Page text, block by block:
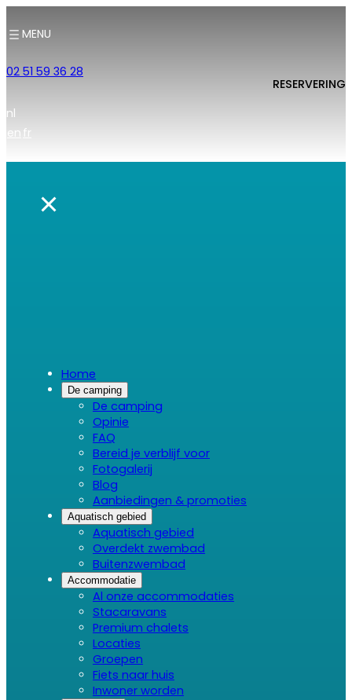
MENU
02 51 59 36 28
nl
en fr
RESERVERING
Home
De camping
De camping
Opinie
FAQ
Bereid je verblijf voor
Fotogalerij
Blog
Aanbiedingen & promoties
Aquatisch gebied
Aquatisch gebied
Overdekt zwembad
Buitenzwembad
Accommodatie
Al onze accommodaties
Stacaravans
Premium chalets
Locaties
Groepen
Fiets naar huis
Inwoner worden